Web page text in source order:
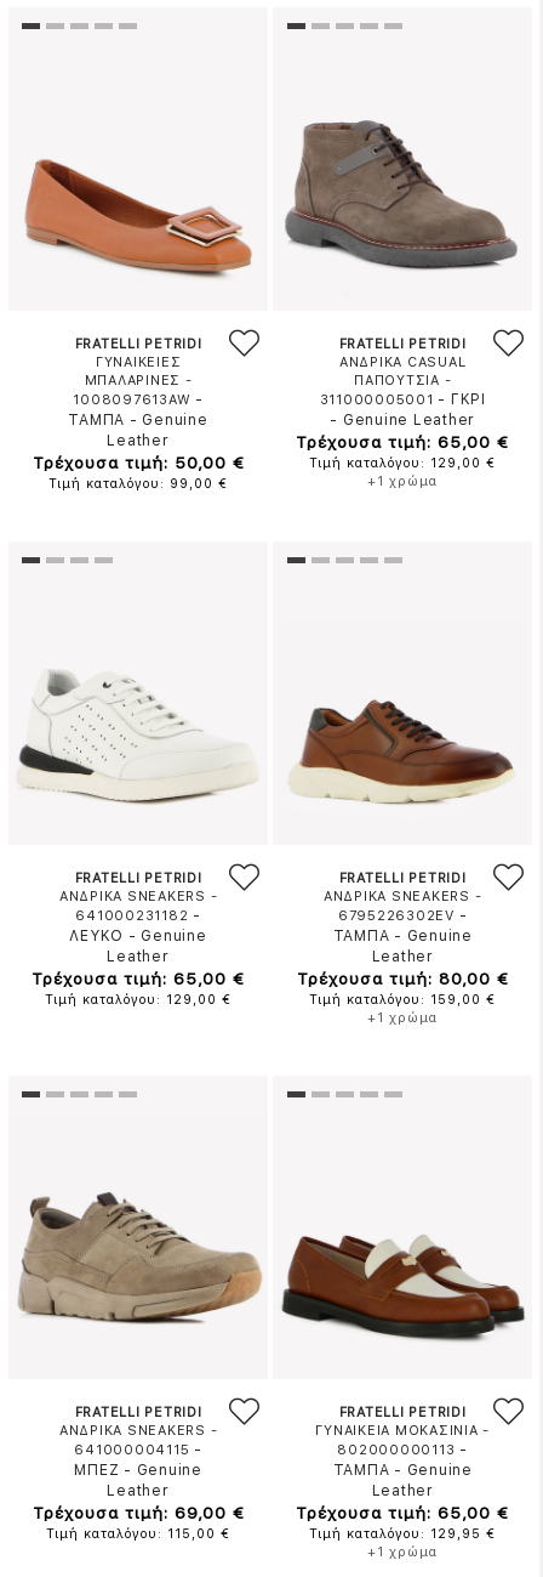
FRATELLI PETRIDI
ΓΥΝΑΙΚΕΙΕΣ
ΜΠΑΛΑΡΙΝΕΣ -
1008097613AW -
ΤΑΜΠΑ - Genuine
Leather
Τρέχουσα τιμή: 50,00 €
Τιμή καταλόγου: 99,00 €
FRATELLI PETRIDI
ΑΝΔΡΙΚΑ CASUAL
ΠΑΠΟΥΤΣΙΑ -
311000005001 - ΓΚΡΙ
- Genuine Leather
Τρέχουσα τιμή: 65,00 €
Τιμή καταλόγου: 129,00 €
+1 χρώμα
FRATELLI PETRIDI
ΑΝΔΡΙΚΑ SNEAKERS -
641000231182 -
ΛΕΥΚΟ - Genuine
Leather
Τρέχουσα τιμή: 65,00 €
Τιμή καταλόγου: 129,00 €
FRATELLI PETRIDI
ΑΝΔΡΙΚΑ SNEAKERS -
6795226302EV -
ΤΑΜΠΑ - Genuine
Leather
Τρέχουσα τιμή: 80,00 €
Τιμή καταλόγου: 159,00 €
+1 χρώμα
FRATELLI PETRIDI
ΑΝΔΡΙΚΑ SNEAKERS -
641000004115 -
ΜΠΕΖ - Genuine
Leather
Τρέχουσα τιμή: 69,00 €
Τιμή καταλόγου: 115,00 €
FRATELLI PETRIDI
ΓΥΝΑΙΚΕΙΑ ΜΟΚΑΣΙΝΙΑ -
802000000113 -
ΤΑΜΠΑ - Genuine
Leather
Τρέχουσα τιμή: 65,00 €
Τιμή καταλόγου: 129,95 €
+1 χρώμα